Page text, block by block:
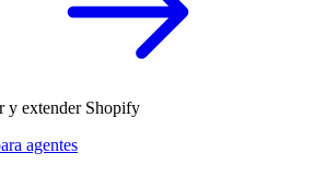
y extender Shopify
agentes